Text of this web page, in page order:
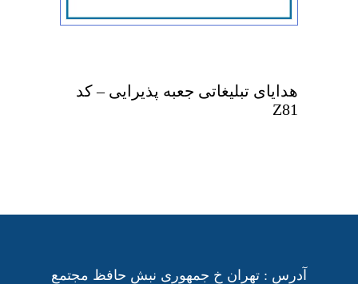
هدایای تبلیغاتی جعبه پذیرایی – کد
Z81
آدرس : تهران خ جمهوری نبش حافظ مجتمع